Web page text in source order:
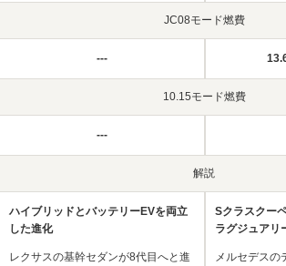
JC08モード燃費
---
10.15モード燃費
---
解説
ハイブリッドとバッテリーEVを両立
した進化
レクサスの基幹セダンが8代目へと進
Sクラスクー
ラグジュアリ
メルセデスの